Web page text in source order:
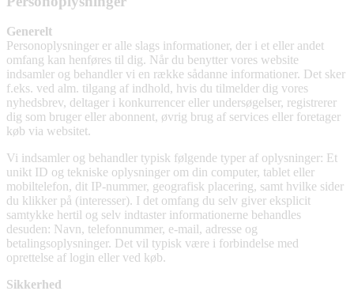
Generelt
Personoplysninger er alle slags informationer, der i et eller andet
omfang kan henføres til dig. Når du benytter vores website
indsamler og behandler vi en række sådanne informationer. Det sker
f.eks. ved alm. tilgang af indhold, hvis du tilmelder dig vores
nyhedsbrev, deltager i konkurrencer eller undersøgelser, registrerer
dig som bruger eller abonnent, øvrig brug af services eller foretager
køb via websitet.
Vi indsamler og behandler typisk følgende typer af oplysninger: Et
unikt ID og tekniske oplysninger om din computer, tablet eller
mobiltelefon, dit IP-nummer, geografisk placering, samt hvilke sider
du klikker på (interesser). I det omfang du selv giver eksplicit
samtykke hertil og selv indtaster informationerne behandles
desuden: Navn, telefonnummer, e-mail, adresse og
betalingsoplysninger. Det vil typisk være i forbindelse med
oprettelse af login eller ved køb.
Sikkerhed